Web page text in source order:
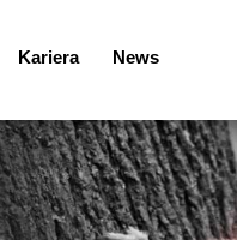
Kariera News